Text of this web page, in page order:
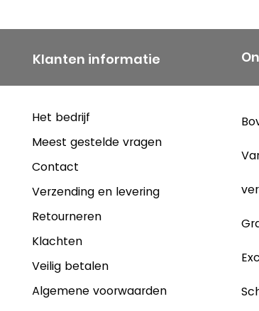
Klanten informatie
Het bedrijf
Meest gestelde vragen
Contact
Verzending en levering
Retourneren
Klachten
Veilig betalen
Algemene voorwaarden